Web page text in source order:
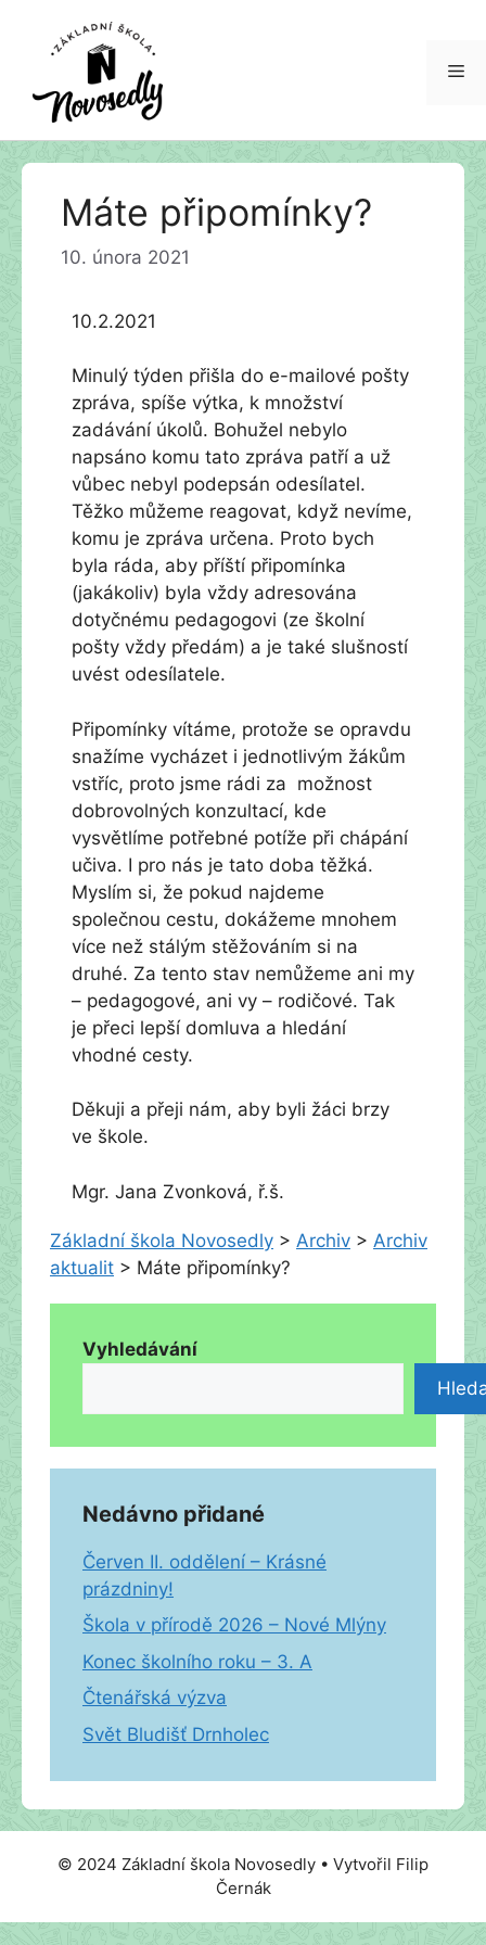
Přeskočit
Máte připomínky?
10. února 2021
10.2.2021
Minulý týden přišla do e-mailové pošty
zpráva, spíše výtka, k množství
zadávání úkolů. Bohužel nebylo
napsáno komu tato zpráva patří a už
vůbec nebyl podepsán odesílatel.
Těžko můžeme reagovat, když nevíme,
komu je zpráva určena. Proto bych
byla ráda, aby příští připomínka
(jakákoliv) byla vždy adresována
dotyčnému pedagogovi (ze školní
pošty vždy předám) a je také slušností
uvést odesílatele.
Připomínky vítáme, protože se opravdu
snažíme vycházet i jednotlivým žákům
vstříc, proto jsme rádi za možnost
dobrovolných konzultací, kde
vysvětlíme potřebné potíže při chápání
učiva. I pro nás je tato doba těžká.
Myslím si, že pokud najdeme
společnou cestu, dokážeme mnohem
více než stálým stěžováním si na
druhé. Za tento stav nemůžeme ani my
– pedagogové, ani vy – rodičové. Tak
je přeci lepší domluva a hledání
vhodné cesty.
Děkuji a přeji nám, aby byli žáci brzy
ve škole.
Mgr. Jana Zvonková, ř.š.
Základní škola Novosedly > Archiv > Archiv
aktualit > Máte připomínky?
Vyhledávání
Nedávno přidané
Červen II. oddělení – Krásné
prázdniny!
Škola v přírodě 2026 – Nové Mlýny
Konec školního roku – 3. A
Čtenářská výzva
Svět Bludišť Drnholec
© 2024 Základní škola Novosedly • Vytvořil Filip
Černák